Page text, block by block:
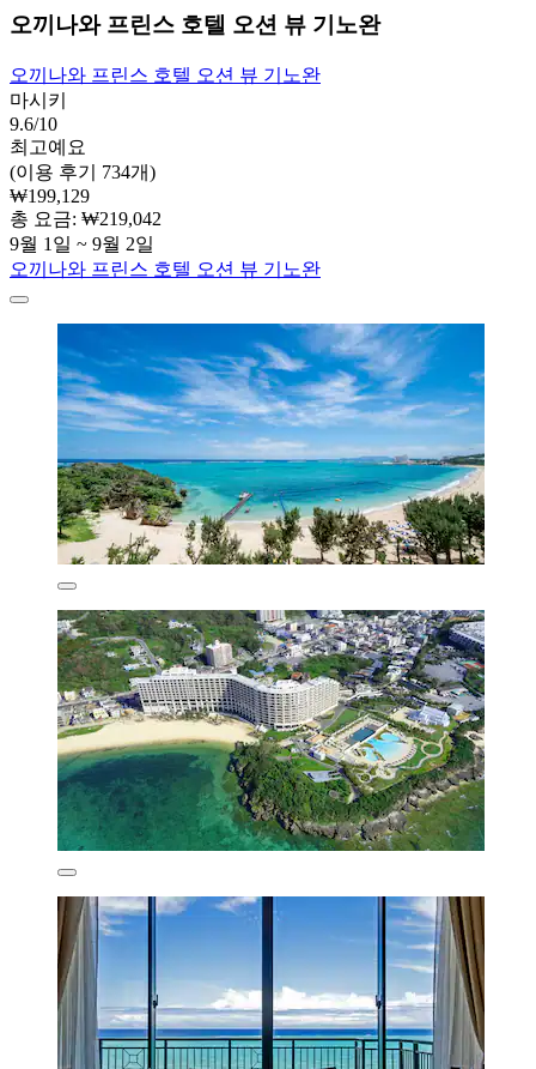
오끼나와 프린스 호텔 오션 뷰 기노완
오끼나와 프린스 호텔 오션 뷰 기노완
마시키
9.6/10
최고예요
(이용 후기 734개)
₩199,129
총 요금: ₩219,042
9월 1일 ~ 9월 2일
오끼나와 프린스 호텔 오션 뷰 기노완